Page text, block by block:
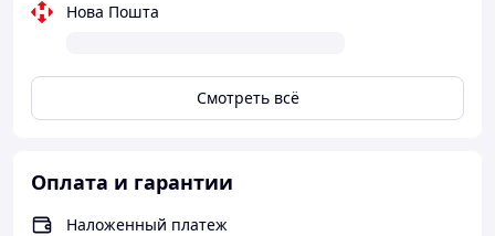
Нова Пошта
Смотреть всё
Оплата и гарантии
Наложенный платеж